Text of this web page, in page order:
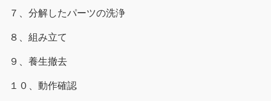
７、分解したパーツの洗浄
８、組み立て
９、養生撤去
１０、動作確認